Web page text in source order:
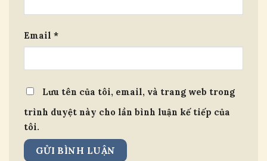
Email *
Lưu tên của tôi, email, và trang web trong
trình duyệt này cho lần bình luận kế tiếp của
tôi.